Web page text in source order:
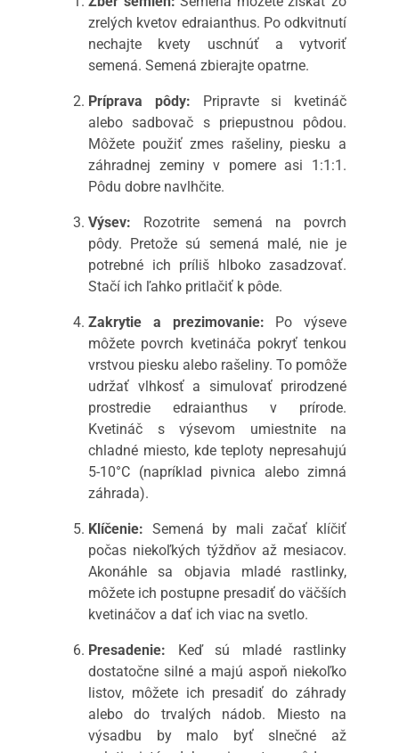
zrelých kvetov edraianthus. Po odkvitnutí
nechajte kvety uschnúť a vytvoriť
semená. Semená zbierajte opatrne.
Príprava pôdy: Pripravte si kvetináč
alebo sadbovač s priepustnou pôdou.
Môžete použiť zmes rašeliny, piesku a
záhradnej zeminy v pomere asi 1:1:1.
Pôdu dobre navlhčite.
Výsev: Rozotrite semená na povrch
pôdy. Pretože sú semená malé, nie je
potrebné ich príliš hlboko zasadzovať.
Stačí ich ľahko pritlačiť k pôde.
Zakrytie a prezimovanie: Po výseve
môžete povrch kvetináča pokryť tenkou
vrstvou piesku alebo rašeliny. To pomôže
udržať vlhkosť a simulovať prirodzené
prostredie edraianthus v prírode.
Kvetináč s výsevom umiestnite na
chladné miesto, kde teploty nepresahujú
5-10°C (napríklad pivnica alebo zimná
záhrada).
Klíčenie: Semená by mali začať klíčiť
počas niekoľkých týždňov až mesiacov.
Akonáhle sa objavia mladé rastlinky,
môžete ich postupne presadiť do väčších
kvetináčov a dať ich viac na svetlo.
Presadenie: Keď sú mladé rastlinky
dostatočne silné a majú aspoň niekoľko
listov, môžete ich presadiť do záhrady
alebo do trvalých nádob. Miesto na
výsadbu by malo byť slnečné až